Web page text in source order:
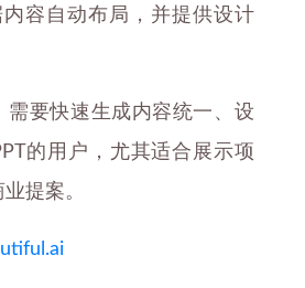
内容自动布局，并提供设计
需要快速生成内容统一、设
的用户，尤其适合展示项
提案。